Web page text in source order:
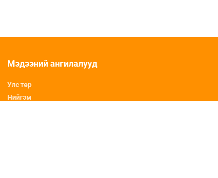
Мэдээний ангилалууд
Улс төр
Нийгэм